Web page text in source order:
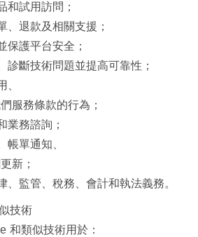
和試用訪問；
、退款及相關支援；
保護平台安全；
診斷技術問題並提高可靠性；
、
服務條款的行為；
業務諮詢；
帳單通知、
新；
、監管、稅務、會計和執法義務。
技術
和類似技術用於：